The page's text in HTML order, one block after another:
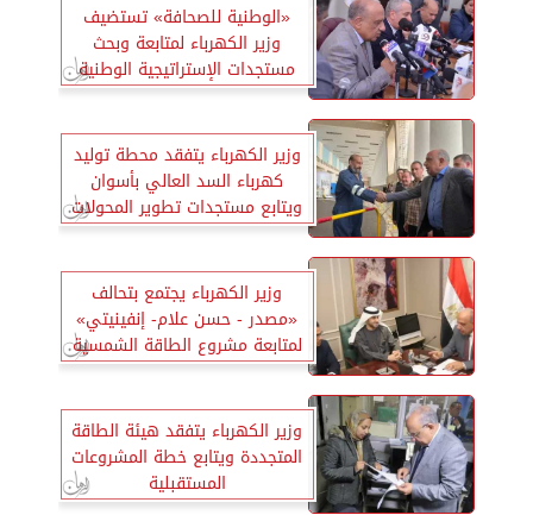
«الوطنية للصحافة» تستضيف
وزير الكهرباء لمتابعة وبحث
مستجدات الإستراتيجية الوطنية
للطاقة
وزير الكهرباء يتفقد محطة توليد
كهرباء السد العالي بأسوان
ويتابع مستجدات تطوير المحولات
وزير الكهرباء يجتمع بتحالف
«مصدر - حسن علام- إنفينيتي»
لمتابعة مشروع الطاقة الشمسية
وزير الكهرباء يتفقد هيئة الطاقة
المتجددة ويتابع خطة المشروعات
المستقبلية